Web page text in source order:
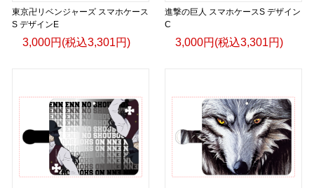
東京卍リベンジャーズ スマホケース
S デザインE
3,000円(税込3,301円)
進撃の巨人 スマホケースS デザイン
C
3,000円(税込3,301円)